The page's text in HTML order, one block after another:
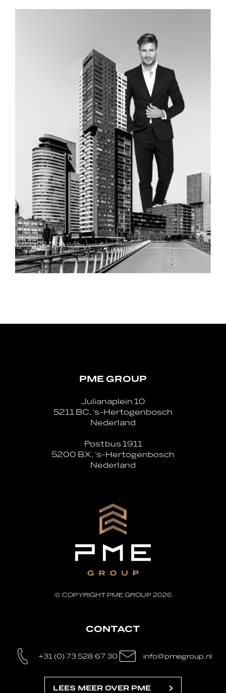
PME GROUP
Julianaplein 10
5211 BC, ’s-Hertogenbosch
Nederland
Postbus 1911
5200 BX, ’s-Hertogenbosch
Nederland
CONTACT
+31 (0) 73 528 67 30 info@pmegroup.nl
LEES MEER OVER PME
© COPYRIGHT PME GROUP 2026